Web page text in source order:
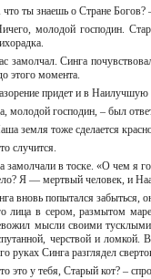
ты знаешь о Стране Богов?
молодой господин.
замолчал. Синга
этого момента.
придет и в
молодой господин, – был
земля тоже сделается
случится.
замолчали в тоске. «О чем я
Я — мертвый человек, и
вновь попытался забыться,
лица в сером, размытом
мысли своими
черствой и
руках Синга разглядел
это у тебя, Старый кот? –